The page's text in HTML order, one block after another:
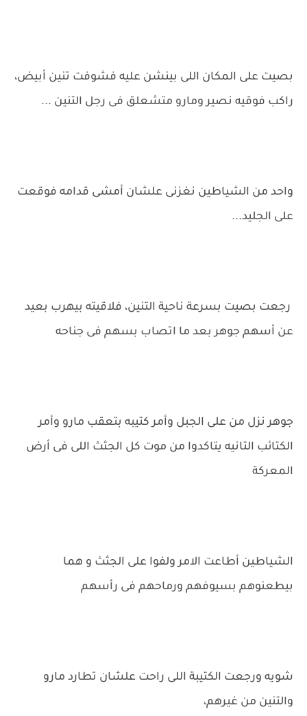
بصيت على المكان اللى بينشن عليه فشوفت تنين أبيض،
راكب فوقيه نصير ومارو متشعلق فى رجل التنين ...
واحد من الشياطين نغزنى علشان أمشى قدامه فوقعت
على الجليد...
رجعت بصيت بسرعة ناحية التنين، فلاقيته بيهرب بعيد
عن أسهم جوهر بعد ما اتصاب بسهم فى جناحه
جوهر نزل من على الجبل وأمر كتيبه بتعقب مارو وأمر
الكتائب التانيه يتاكدوا من موت كل الجثث اللى فى أرض
المعركة
الشياطين أطاعت الامر ولفوا على الجثث و هما
بيطعنوهم بسيوفهم ورماحهم فى رأسهم
شويه ورجعت الكتيبة اللى راحت علشان تطارد مارو
والتنين من غيرهم،